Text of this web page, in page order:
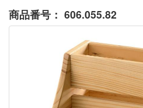
商品番号： 606.055.82